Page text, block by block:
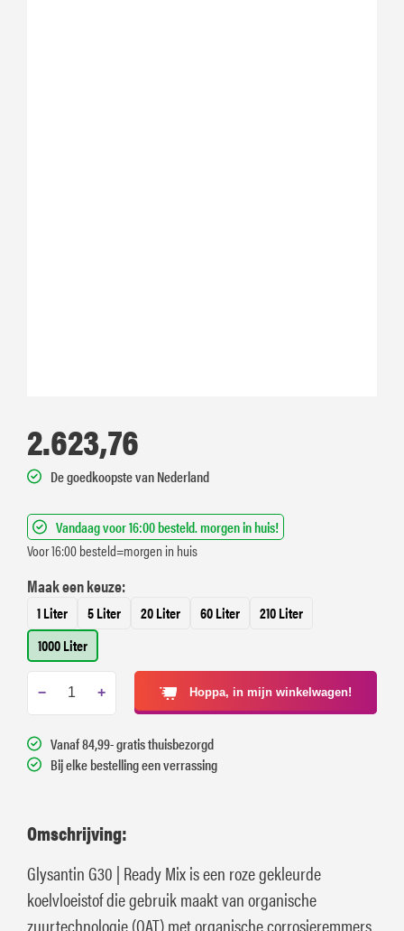
2.623,76
De goedkoopste van Nederland
Vandaag voor 16:00 besteld. morgen in huis!
Voor 16:00 besteld=morgen in huis
Maak een keuze:
1 Liter 5 Liter 20 Liter 60 Liter
210 Liter
1000 Liter
− + Hoppa, in mijn winkelwagen!
Vanaf 84,99- gratis thuisbezorgd
Bij elke bestelling een verrassing
Omschrijving:
Glysantin G30 | Ready Mix is een roze gekleurde
koelvloeistof die gebruik maakt van organische
zuurtechnologie (OAT) met organische corrosieremmers